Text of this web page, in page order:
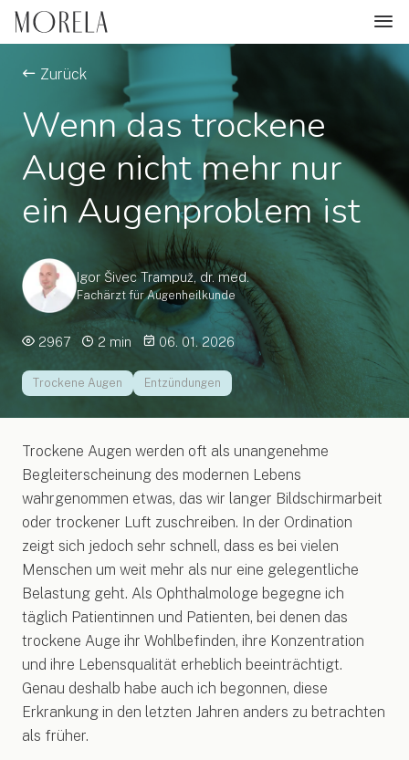
Zurück
Wenn das trockene
Auge nicht mehr nur
ein Augenproblem ist
Igor Šivec Trampuž, dr. med.
Fachärzt für Augenheilkunde
2967 2 min 06. 01. 2026
Trockene Augen Entzündungen
Trockene Augen werden oft als unangenehme
Begleiterscheinung des modernen Lebens
wahrgenommen etwas, das wir langer Bildschirmarbeit
oder trockener Luft zuschreiben. In der Ordination
zeigt sich jedoch sehr schnell, dass es bei vielen
Menschen um weit mehr als nur eine gelegentliche
Belastung geht. Als Ophthalmologe begegne ich
täglich Patientinnen und Patienten, bei denen das
trockene Auge ihr Wohlbefinden, ihre Konzentration
und ihre Lebensqualität erheblich beeinträchtigt.
Genau deshalb habe auch ich begonnen, diese
Erkrankung in den letzten Jahren anders zu betrachten
als früher.